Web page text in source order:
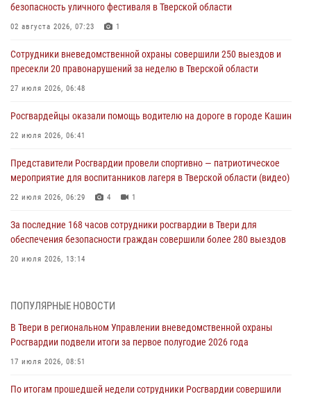
безопасность уличного фестиваля в Тверской области
02 августа 2026, 07:23 1
Сотрудники вневедомственной охраны совершили 250 выездов и
пресекли 20 правонарушений за неделю в Тверской области
27 июля 2026, 06:48
Росгвардейцы оказали помощь водителю на дороге в городе Кашин
22 июля 2026, 06:41
Представители Росгвардии провели спортивно — патриотическое
мероприятие для воспитанников лагеря в Тверской области (видео)
22 июля 2026, 06:29 4 1
За последние 168 часов сотрудники росгвардии в Твери для
обеспечения безопасности граждан совершили более 280 выездов
20 июля 2026, 13:14
Росгвардии подвели итоги за первое полугодие 2026 года
По итогам прошедшей недели сотрудники Росгвардии совершили
более 300 выездов в Тверской области
ПОПУЛЯРНЫЕ НОВОСТИ
В Твери в региональном Управлении вневедомственной охраны
Росгвардии подвели итоги за первое полугодие 2026 года
17 июля 2026, 08:51
По итогам прошедшей недели сотрудники Росгвардии совершили